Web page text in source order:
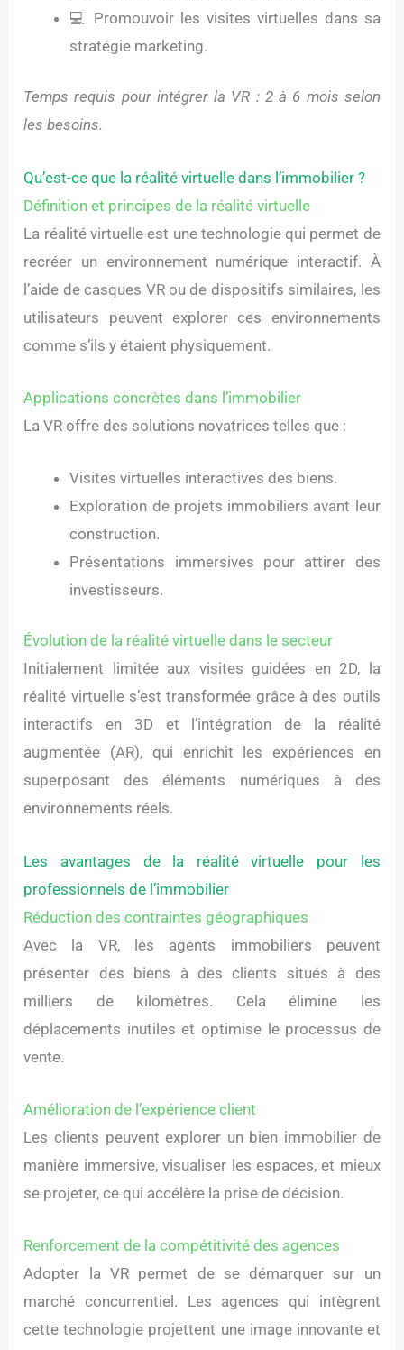
💻 Promouvoir les visites virtuelles dans sa
stratégie marketing.
Temps requis pour intégrer la VR : 2 à 6 mois selon
les besoins.
Qu’est-ce que la réalité virtuelle dans l’immobilier ?
Définition et principes de la réalité virtuelle
La réalité virtuelle est une technologie qui permet de
recréer un environnement numérique interactif. À
l’aide de casques VR ou de dispositifs similaires, les
utilisateurs peuvent explorer ces environnements
comme s’ils y étaient physiquement.
Applications concrètes dans l’immobilier
La VR offre des solutions novatrices telles que :
Visites virtuelles interactives des biens.
Exploration de projets immobiliers avant leur
construction.
Présentations immersives pour attirer des
investisseurs.
Évolution de la réalité virtuelle dans le secteur
Initialement limitée aux visites guidées en 2D, la
réalité virtuelle s’est transformée grâce à des outils
interactifs en 3D et l’intégration de la réalité
augmentée (AR), qui enrichit les expériences en
superposant des éléments numériques à des
environnements réels.
Les avantages de la réalité virtuelle pour les
professionnels de l’immobilier
Réduction des contraintes géographiques
Avec la VR, les agents immobiliers peuvent
présenter des biens à des clients situés à des
milliers de kilomètres. Cela élimine les
déplacements inutiles et optimise le processus de
vente.
Amélioration de l’expérience client
Les clients peuvent explorer un bien immobilier de
manière immersive, visualiser les espaces, et mieux
se projeter, ce qui accélère la prise de décision.
Renforcement de la compétitivité des agences
Adopter la VR permet de se démarquer sur un
marché concurrentiel. Les agences qui intègrent
cette technologie projettent une image innovante et